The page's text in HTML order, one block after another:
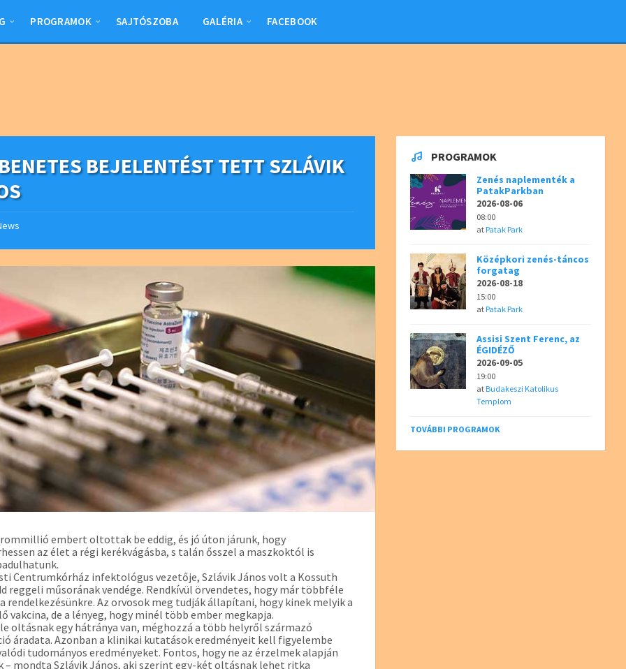
PROGRAMOK SAJTÓSZOBA GALÉRIA FACEBOOK
BEJELENTÉST TETT SZLÁVIK
embert oltottak be eddig, és jó úton járunk, hogy
az élet a régi kerékvágásba, s talán ősszel a maszkoktól is
Centrumkórház infektológus vezetője, Szlávik János volt a Kossuth
reggeli műsorának vendége. Rendkívül örvendetes, hogy már többféle
rendelkezésünkre. Az orvosok meg tudják állapítani, hogy kinek melyik a
vakcina, de a lényeg, hogy minél több ember megkapja.
oltásnak egy hátránya van, méghozzá a több helyről származó
áradata. Azonban a klinikai kutatások eredményeit kell figyelembe
tudományos eredményeket. Fontos, hogy ne az érzelmek alapján
– mondta Szlávik János, aki szerint egy-két oltásnak lehet ritka
PROGRAMOK
Zenés naplementék a
PatakParkban
2026-08-06
08:00
atPatak Park
Középkori zenés-táncos
forgatag
2026-08-18
15:00
atPatak Park
Assisi Szent Ferenc, az
ÉGIDÉZŐ
2026-09-05
19:00
atBudakeszi Katolikus
Templom
TOVÁBBI PROGRAMOK